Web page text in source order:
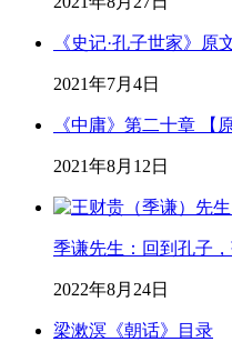
《史记·孔子世家》
2021年7月4日
《中庸》第二十章 【
2021年8月12日
季谦先生：回到孔子
2022年8月24日
梁漱溟《朝话》目录